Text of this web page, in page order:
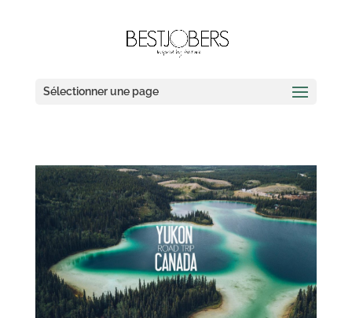
Sélectionner une page